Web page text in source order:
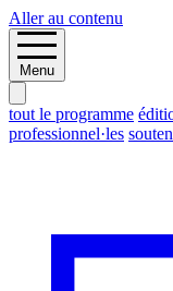
Aller au contenu
Menu
tout le programme
professionnel·les